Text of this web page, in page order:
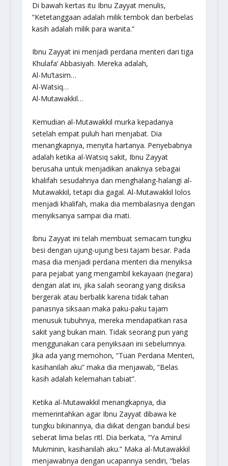
Di bawah kertas itu Ibnu Zayyat menulis,
“Ketetanggaan adalah milik tembok dan berbelas
kasih adalah milik para wanita.”
Ibnu Zayyat ini menjadi perdana menteri dari tiga
Khulafa’ Abbasiyah. Mereka adalah,
Al-Mu’tasim…
Al-Watsiq…
Al-Mutawakkil…
Kemudian al-Mutawakkil murka kepadanya
setelah empat puluh hari menjabat. Dia
menangkapnya, menyita hartanya. Penyebabnya
adalah ketika al-Watsiq sakit, Ibnu Zayyat
berusaha untuk menjadikan anaknya sebagai
khalifah sesudahnya dan menghalang-halangi al-
Mutawakkil, tetapi dia gagal. Al-Mutawakkil lolos
menjadi khalifah, maka dia membalasnya dengan
menyiksanya sampai dia mati.
Ibnu Zayyat ini telah membuat semacam tungku
besi dengan ujung-ujung besi tajam besar. Pada
masa dia menjadi perdana menteri dia menyiksa
para pejabat yang mengambil kekayaan (negara)
dengan alat ini, jika salah seorang yang disiksa
bergerak atau berbalik karena tidak tahan
panasnya siksaan maka paku-paku tajam
menusuk tubuhnya, mereka mendapatkan rasa
sakit yang bukan main. Tidak seorang pun yang
menggunakan cara penyiksaan ini sebelumnya.
Jika ada yang memohon, “Tuan Perdana Menteri,
kasihanilah aku” maka dia menjawab, “Belas
kasih adalah kelemahan tabiat”.
Ketika al-Mutawakkil menangkapnya, dia
memerintahkan agar Ibnu Zayyat dibawa ke
tungku bikinannya, dia diikat dengan bandul besi
seberat lima belas ritl. Dia berkata, “Ya Amirul
Mukminin, kasihanilah aku.” Maka al-Mutawakkil
menjawabnya dengan ucapannya sendiri, “belas